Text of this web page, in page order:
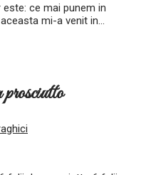
ce mai punem in
mi-a venit in...